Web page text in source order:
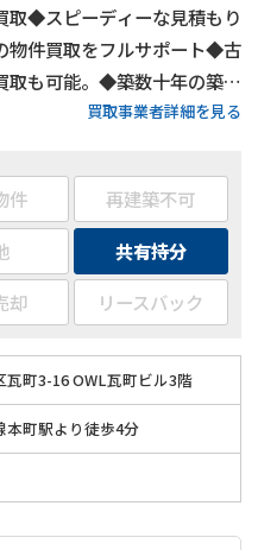
◆スピーディーな見積もり
物件買取をフルサポート◆古
取も可能。◆築数十年の築古
お客様第一主義で取り組
買取事業者詳細を見る
件
再建築不可
共有持分
却 リースバック
町3-16 OWL瓦町ビル3階
本町駅より徒歩4分